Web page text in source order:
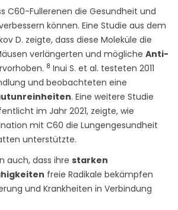
C60-Fullerenen die Gesundheit und
können. Eine Studie aus dem
D. zeigte, dass diese Moleküle die
verlängerten und mögliche Anti-
8 Inui S. et al. testeten 2011
und beobachteten eine
. Eine weitere Studie
im Jahr 2021, zeigte, wie
mit C60 die Lungengesundheit
unterstützte.
auch, dass ihre starken
freie Radikale bekämpfen
und Krankheiten in Verbindung